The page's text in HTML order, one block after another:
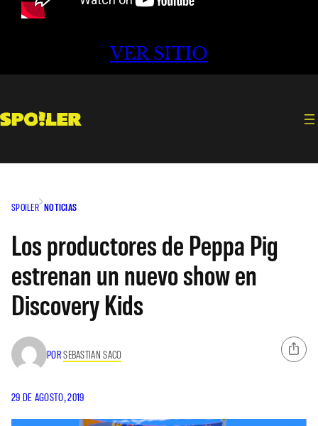
VER SITIO
SPOILER NOTICIAS
Los productores de Peppa Pig
estrenan un nuevo show en
Discovery Kids
PORSEBASTIAN SACO
29 DE AGOSTO, 2019